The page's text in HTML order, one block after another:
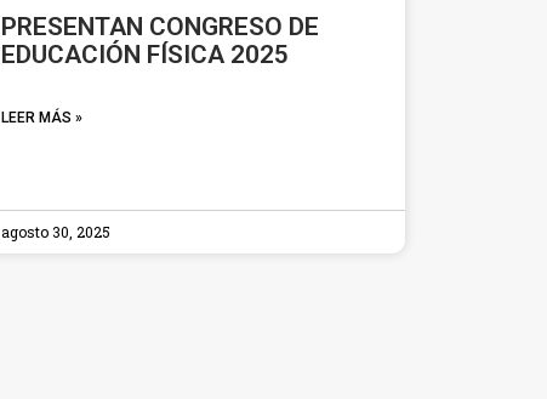
PRESENTAN CONGRESO DE
EDUCACIÓN FÍSICA 2025
LEER MÁS »
agosto 30, 2025